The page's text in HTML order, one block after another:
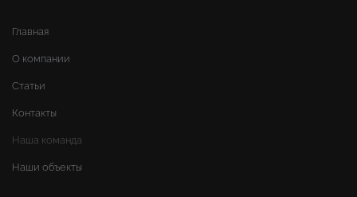
Главная
О компании
Статьи
Контакты
Наша команда
Наши объекты